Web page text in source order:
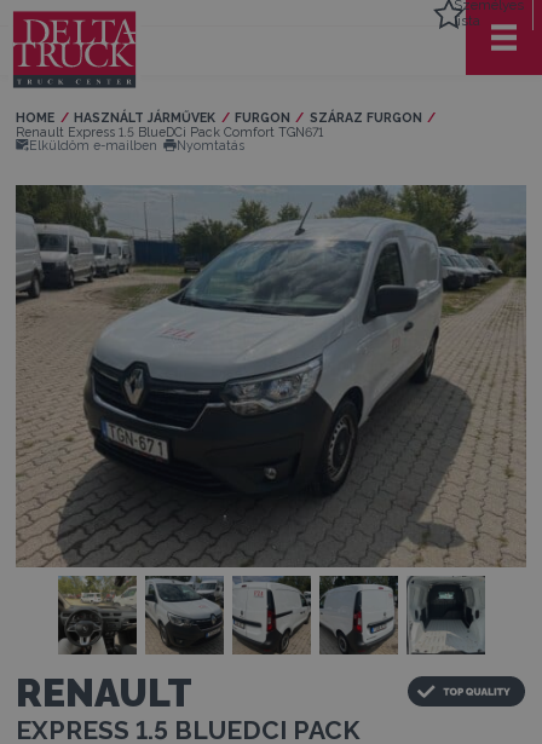
Személyes
lista
HOME HASZNÁLT JÁRMŰVEK FURGON
SZÁRAZ FURGON
Current:
Renault Express 1.5 BlueDCi Pack Comfort TGN671
Elküldöm e-mailben
Nyomtatás
RENAULT
EXPRESS 1.5 BLUEDCI PACK